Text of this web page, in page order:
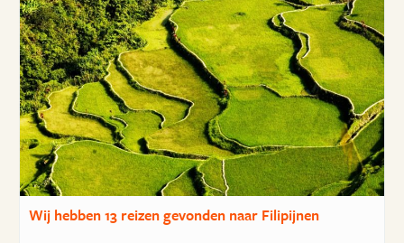
Wij hebben13 reizengevonden naar Filipijnen